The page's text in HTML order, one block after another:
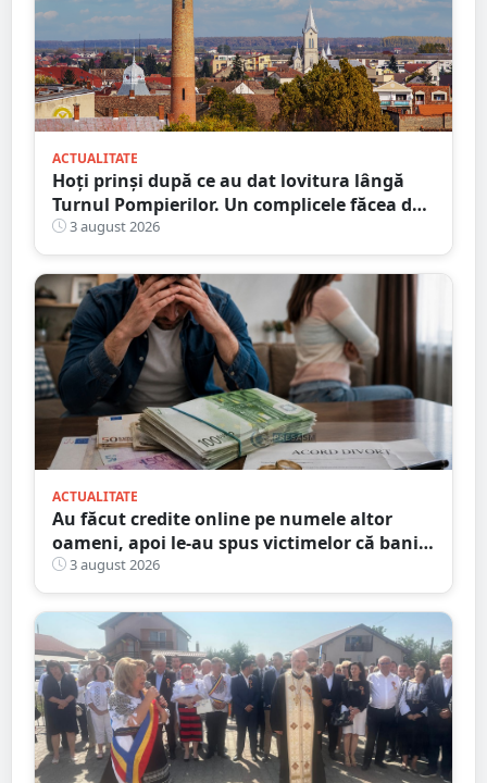
ACTUALITATE
Hoți prinși după ce au dat lovitura lângă
Turnul Pompierilor. Un complicele făcea de
pază
3 august 2026
ACTUALITATE
Au făcut credite online pe numele altor
oameni, apoi le-au spus victimelor că banii
sunt din... moștenire
3 august 2026